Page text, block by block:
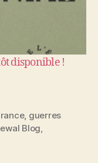
disponible !
, guerres
Blog,